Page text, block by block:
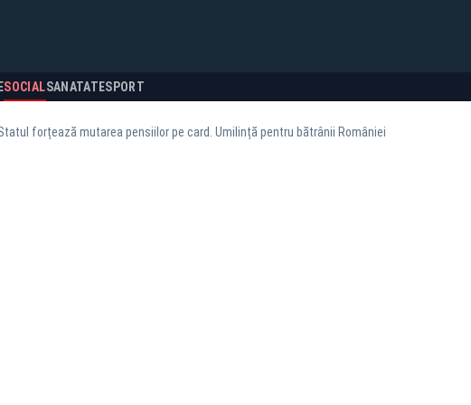
SOCIALSANATATESPORT
forțează mutarea pensiilor pe card. Umilință pentru bătrânii României